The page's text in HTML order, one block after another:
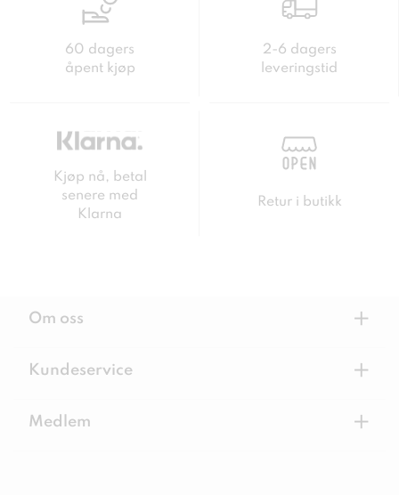
60 dagers
åpent kjøp
2-6 dagers
leveringstid
Kjøp nå, betal
senere med
Klarna
Retur i butikk
Om oss +
Kundeservice +
Medlem +